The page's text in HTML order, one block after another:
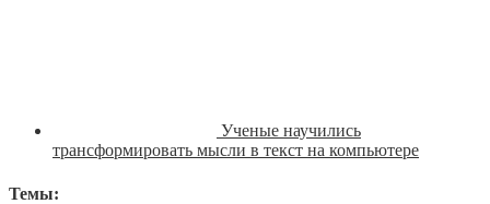
Ученые научились
трансформировать мысли в текст на компьютере
Темы: